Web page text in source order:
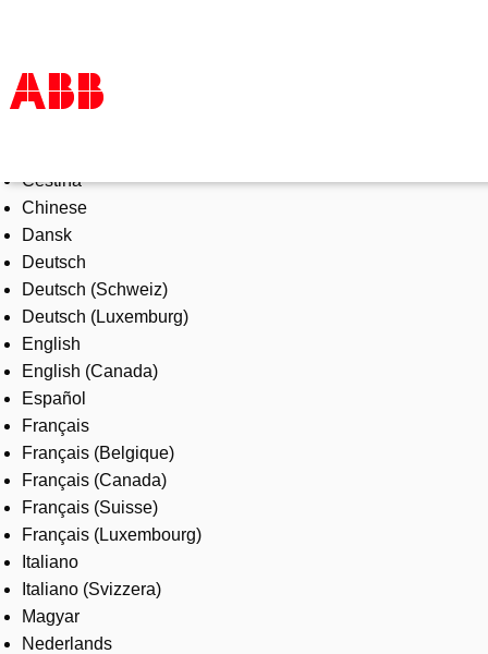
Products & Solutions
Industries
Services
About us
Where to buy
Contact us
Careers
Čeština
Chinese
Dansk
Deutsch
Deutsch (Schweiz)
Deutsch (Luxemburg)
English
English (Canada)
Español
Français
Français (Belgique)
Français (Canada)
Français (Suisse)
Français (Luxembourg)
Italiano
Italiano (Svizzera)
Magyar
Nederlands